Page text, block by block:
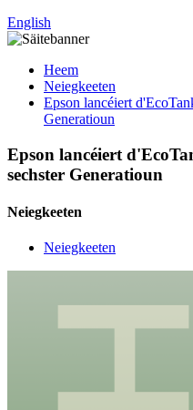
English
Heem
Neiegkeeten
Epson lancéiert
Generatioun
Epson lancéiert
sechster Generatioun
Neiegkeeten
Neiegkeeten